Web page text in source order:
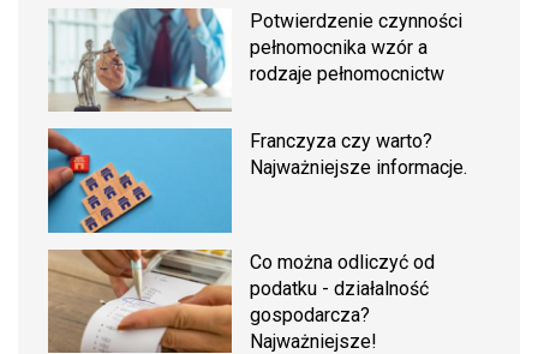
Potwierdzenie czynności
pełnomocnika wzór a
rodzaje pełnomocnictw
Franczyza czy warto?
Najważniejsze informacje.
Co można odliczyć od
podatku - działalność
gospodarcza?
Najważniejsze!